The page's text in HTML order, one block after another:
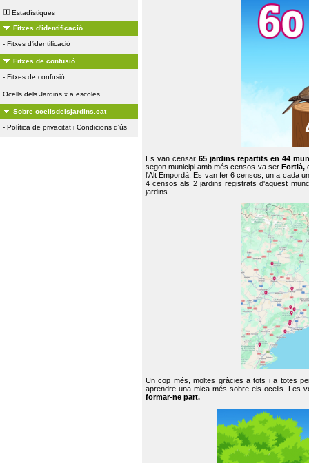
Estadístiques
Fitxes d'identificació
- Fitxes d'identificació
Fitxes de confusió
- Fitxes de confusió
Ocells dels Jardins x a escoles
Sobre ocellsdelsjardins.cat
- Política de privacitat i Condicions d'ús
Es van censar65 jardins repartits en 44
segon municipi amb més censos va ser Fortià,
l'Alt Empordà. Es van fer 6 censos, un a cada
4 censos als 2 jardins registrats d'aquest
jardins.
Un cop més, moltes gràcies a tots i a totes
aprendre una mica més sobre els ocells. Les
formar-ne part.